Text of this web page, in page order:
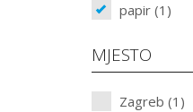
papir (1)
MJESTO
Zagreb (1)